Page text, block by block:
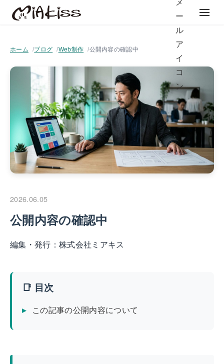
ホーム ブログ Web制作 公開内容の確認中
2026.06.05
公開内容の確認中
編集・発行： 株式会社ミアキス
📑 目次
この記事の公開内容について